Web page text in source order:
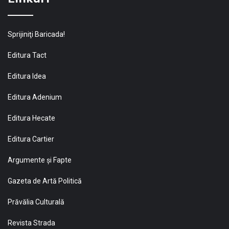
Sprijiniţi Baricada!
Editura Tact
Editura Idea
Editura Adenium
Editura Hecate
Editura Cartier
Argumente și Fapte
Gazeta de Artă Politică
Prăvălia Culturală
Revista Strada